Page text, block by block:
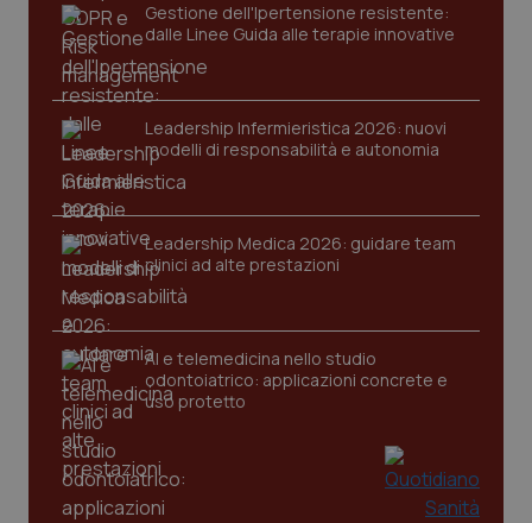
Gestione dell'Ipertensione resistente:
dalle Linee Guida alle terapie innovative
Leadership Infermieristica 2026: nuovi
modelli di responsabilità e autonomia
Leadership Medica 2026: guidare team
clinici ad alte prestazioni
AI e telemedicina nello studio
odontoiatrico: applicazioni concrete e
uso protetto
CookieScriptConsent